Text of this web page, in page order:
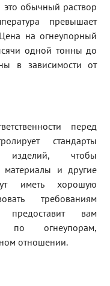
обычный раствор
превышает
на огнеупорный
одной тонны до
в зависимости от
перед
стандарты
изделий, чтобы
материалы и другие
иметь хорошую
требованиям
вам
по огнеупорам,
отношении.